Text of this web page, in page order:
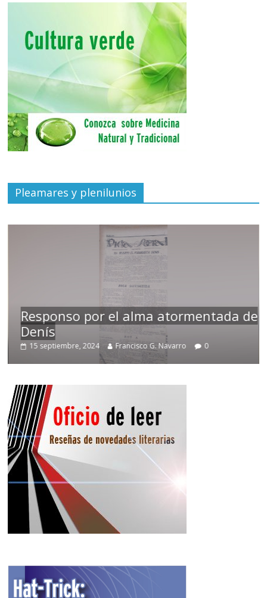
Pleamares y plenilunios
Responso por el alma atormentada de
Denís
15 septiembre, 2024 Francisco G. Navarro 0